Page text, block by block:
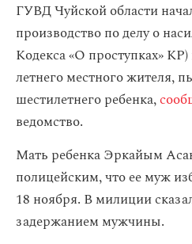
ГУВД Чуйской области
производство по делу о
Кодекса «О проступках»
летнего местного жителя,
шестилетнего ребенка,
ведомство.
Мать ребенка Эркайым
полицейским, что ее муж
18 ноября. В милиции
задержанием мужчины.